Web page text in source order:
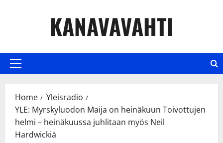
KANAVAVAHTI
Primary
Home
Yleisradio
YLE: Myrskyluodon Maija on heinäkuun Toivottujen
helmi – heinäkuussa juhlitaan myös Neil
Hardwickiä